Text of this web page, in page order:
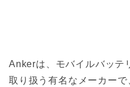
Ankerは、モバイルバッテ
取り扱う有名なメーカーで